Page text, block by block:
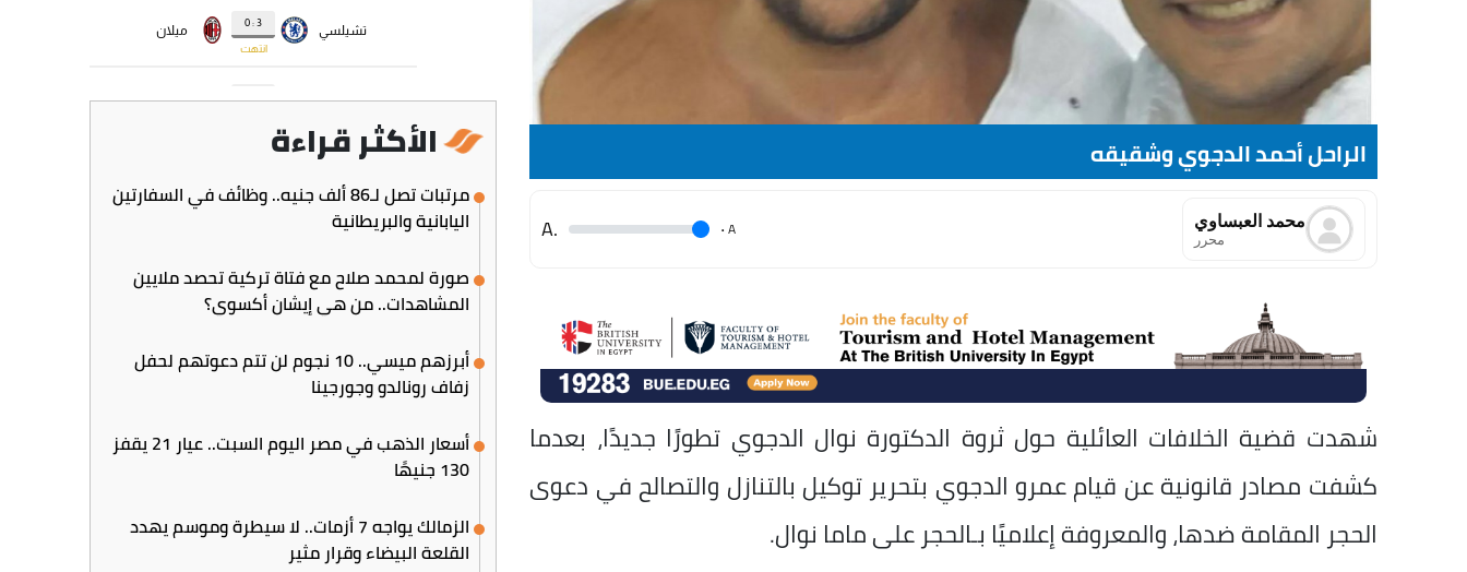
الراحل أحمد الدجوي وشقيقه
محمد العبساوي
محرر A
.
.A
شهدت قضية الخلافات العائلية حول ثروة الدكتورة نوال الدجوي تطورًا جديدًا، بعدما
كشفت مصادر قانونية عن قيام عمرو الدجوي بتحرير توكيل بالتنازل والتصالح في دعوى
الحجر المقامة ضدها، والمعروفة إعلاميًا بـالحجر على ماما نوال.
الأكثر قراءة
مرتبات تصل لـ86 ألف جنيه.. وظائف في السفارتين
اليابانية والبريطانية
صورة لمحمد صلاح مع فتاة تركية تحصد ملايين
المشاهدات.. من هي إيشان أكسوي؟
أبرزهم ميسي.. 10 نجوم لن تتم دعوتهم لحفل
زفاف رونالدو وجورجينا
أسعار الذهب في مصر اليوم السبت.. عيار 21 يقفز
130 جنيهًا
الزمالك يواجه 7 أزمات.. لا سيطرة وموسم يهدد
القلعة البيضاء وقرار مثير